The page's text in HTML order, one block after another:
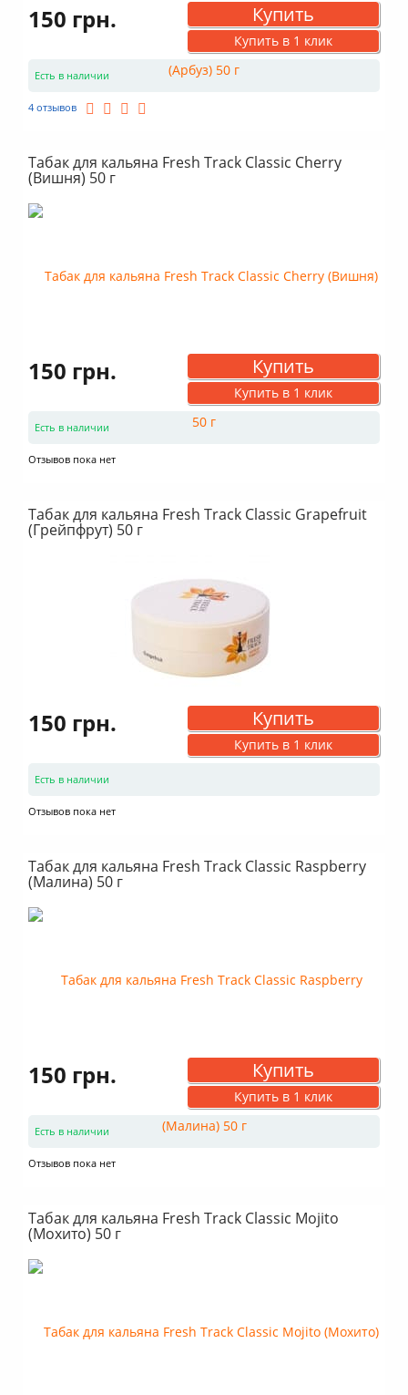
150 грн. Купить
Купить в 1 клик
Есть в наличии
4 отзывов
Табак для кальяна Fresh Track Classic Cherry
(Вишня) 50 г
150 грн. Купить
Купить в 1 клик
Есть в наличии
Отзывов пока нет
Табак для кальяна Fresh Track Classic Grapefruit
(Грейпфрут) 50 г
150 грн. Купить
Купить в 1 клик
Есть в наличии
Отзывов пока нет
Табак для кальяна Fresh Track Classic Raspberry
(Малина) 50 г
150 грн. Купить
Купить в 1 клик
Есть в наличии
Отзывов пока нет
Табак для кальяна Fresh Track Classic Mojito
(Мохито) 50 г